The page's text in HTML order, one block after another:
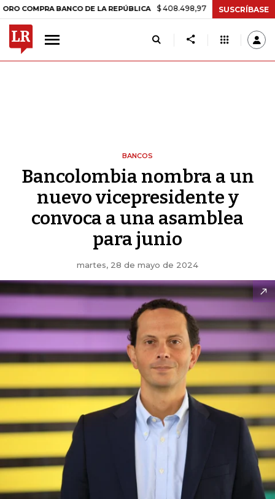
BANCO DE LA REPÚBLICA $ 408.498,97 +$ 8.753,81 +2,19%
SUSCRÍBASE
BANCOS
Bancolombia nombra a un
nuevo vicepresidente y
convoca a una asamblea
para junio
martes, 28 de mayo de 2024